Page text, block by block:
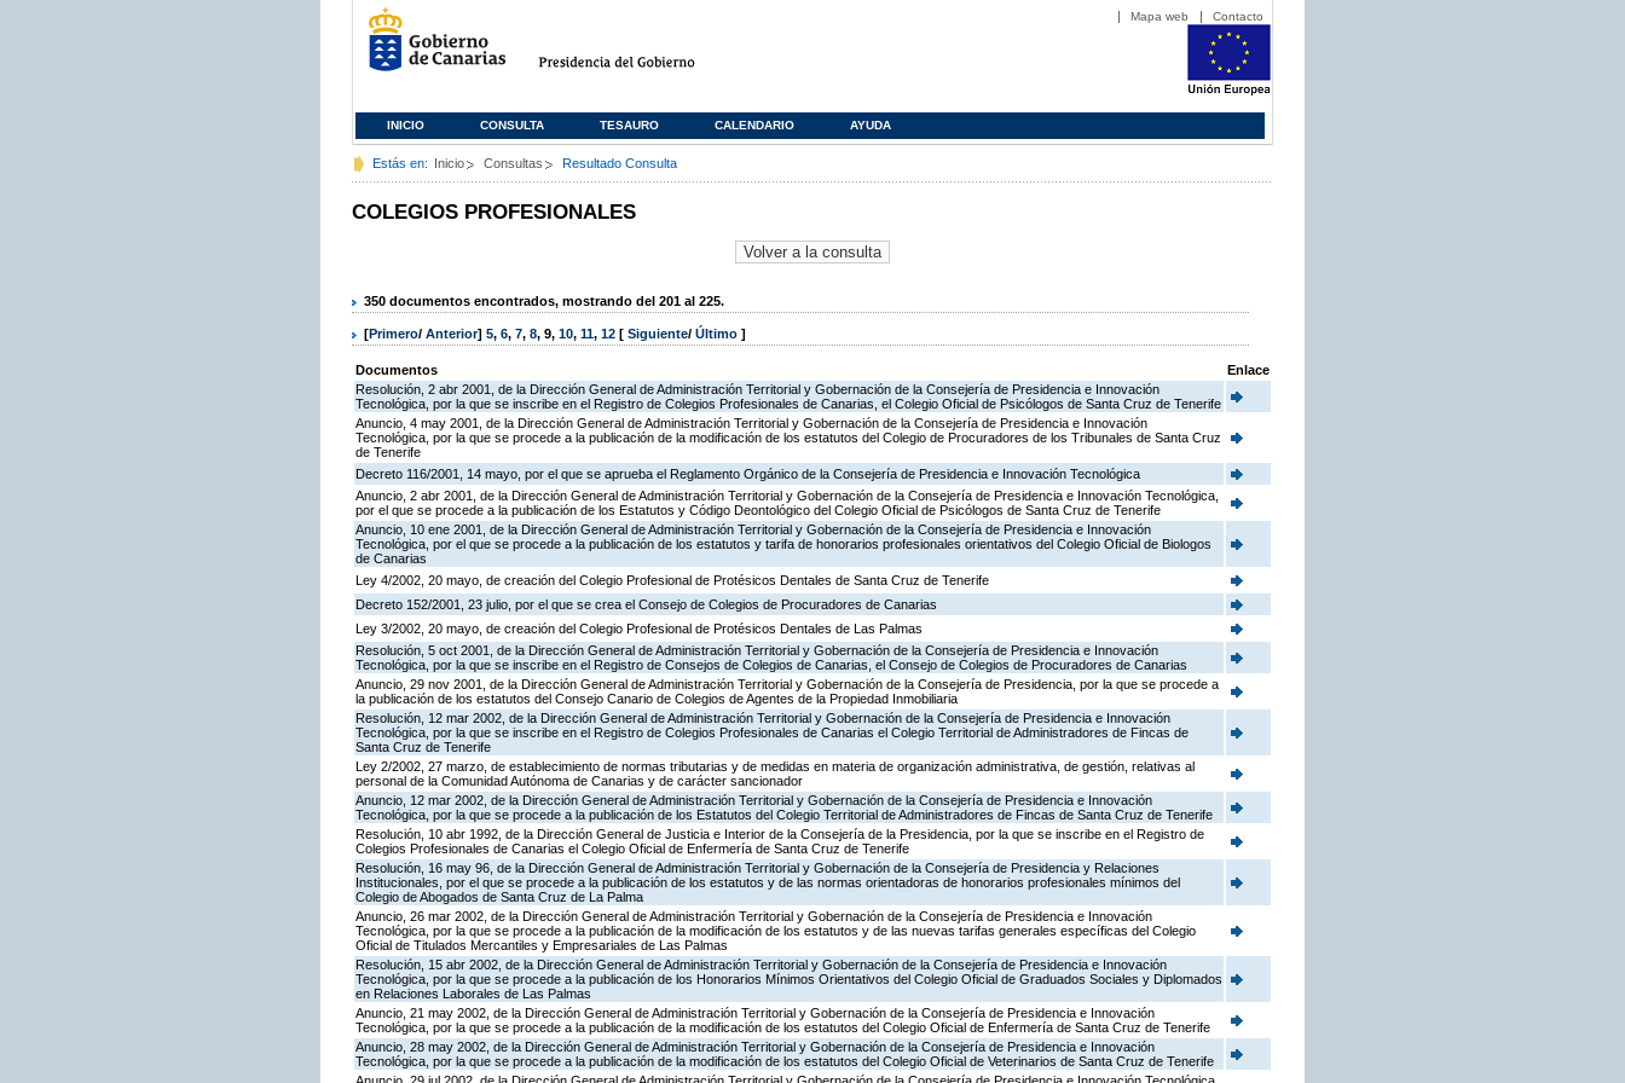
Mapa web Contacto
INICIO CONSULTA TESAURO CALENDARIO AYUDA
Estás en: Inicio Consultas Resultado Consulta
COLEGIOS PROFESIONALES
350 documentos encontrados, mostrando del 201 al 225.
[Primero/ Anterior] 5, 6, 7, 8, 9, 10, 11, 12 [ Siguiente/ Último ]
Documentos
Enlace
Resolución, 2 abr 2001, de la Dirección General de Administración Territorial y Gobernación de la Consejería de Presidencia e Innovación
Tecnológica, por la que se inscribe en el Registro de Colegios Profesionales de Canarias, el Colegio Oficial de Psicólogos de Santa Cruz de Tenerife
Anuncio, 4 may 2001, de la Dirección General de Administración Territorial y Gobernación de la Consejería de Presidencia e Innovación
Tecnológica, por la que se procede a la publicación de la modificación de los estatutos del Colegio de Procuradores de los Tribunales de Santa Cruz
de Tenerife
Decreto 116/2001, 14 mayo, por el que se aprueba el Reglamento Orgánico de la Consejería de Presidencia e Innovación Tecnológica
Anuncio, 2 abr 2001, de la Dirección General de Administración Territorial y Gobernación de la Consejería de Presidencia e Innovación Tecnológica,
por el que se procede a la publicación de los Estatutos y Código Deontológico del Colegio Oficial de Psicólogos de Santa Cruz de Tenerife
Anuncio, 10 ene 2001, de la Dirección General de Administración Territorial y Gobernación de la Consejería de Presidencia e Innovación
Tecnológica, por el que se procede a la publicación de los estatutos y tarifa de honorarios profesionales orientativos del Colegio Oficial de Biologos
de Canarias
Ley 4/2002, 20 mayo, de creación del Colegio Profesional de Protésicos Dentales de Santa Cruz de Tenerife
Decreto 152/2001, 23 julio, por el que se crea el Consejo de Colegios de Procuradores de Canarias
Ley 3/2002, 20 mayo, de creación del Colegio Profesional de Protésicos Dentales de Las Palmas
Resolución, 5 oct 2001, de la Dirección General de Administración Territorial y Gobernación de la Consejería de Presidencia e Innovación
Tecnológica, por la que se inscribe en el Registro de Consejos de Colegios de Canarias, el Consejo de Colegios de Procuradores de Canarias
Anuncio, 29 nov 2001, de la Dirección General de Administración Territorial y Gobernación de la Consejería de Presidencia, por la que se procede a
la publicación de los estatutos del Consejo Canario de Colegios de Agentes de la Propiedad Inmobiliaria
Resolución, 12 mar 2002, de la Dirección General de Administración Territorial y Gobernación de la Consejería de Presidencia e Innovación
Tecnológica, por la que se inscribe en el Registro de Colegios Profesionales de Canarias el Colegio Territorial de Administradores de Fincas de
Santa Cruz de Tenerife
Ley 2/2002, 27 marzo, de establecimiento de normas tributarias y de medidas en materia de organización administrativa, de gestión, relativas al
personal de la Comunidad Autónoma de Canarias y de carácter sancionador
Anuncio, 12 mar 2002, de la Dirección General de Administración Territorial y Gobernación de la Consejería de Presidencia e Innovación
Tecnológica, por la que se procede a la publicación de los Estatutos del Colegio Territorial de Administradores de Fincas de Santa Cruz de Tenerife
Resolución, 10 abr 1992, de la Dirección General de Justicia e Interior de la Consejería de la Presidencia, por la que se inscribe en el Registro de
Colegios Profesionales de Canarias el Colegio Oficial de Enfermería de Santa Cruz de Tenerife
Resolución, 16 may 96, de la Dirección General de Administración Territorial y Gobernación de la Consejería de Presidencia y Relaciones
Institucionales, por el que se procede a la publicación de los estatutos y de las normas orientadoras de honorarios profesionales mínimos del
Colegio de Abogados de Santa Cruz de La Palma
Anuncio, 26 mar 2002, de la Dirección General de Administración Territorial y Gobernación de la Consejería de Presidencia e Innovación
Tecnológica, por la que se procede a la publicación de la modificación de los estatutos y de las nuevas tarifas generales específicas del Colegio
Oficial de Titulados Mercantiles y Empresariales de Las Palmas
Resolución, 15 abr 2002, de la Dirección General de Administración Territorial y Gobernación de la Consejería de Presidencia e Innovación
Tecnológica, por la que se procede a la publicación de los Honorarios Mínimos Orientativos del Colegio Oficial de Graduados Sociales y Diplomados
en Relaciones Laborales de Las Palmas
Anuncio, 21 may 2002, de la Dirección General de Administración Territorial y Gobernación de la Consejería de Presidencia e Innovación
Tecnológica, por la que se procede a la publicación de la modificación de los estatutos del Colegio Oficial de Enfermería de Santa Cruz de Tenerife
Anuncio, 28 may 2002, de la Dirección General de Administración Territorial y Gobernación de la Consejería de Presidencia e Innovación
Tecnológica, por la que se procede a la publicación de la modificación de los estatutos del Colegio Oficial de Veterinarios de Santa Cruz de Tenerife